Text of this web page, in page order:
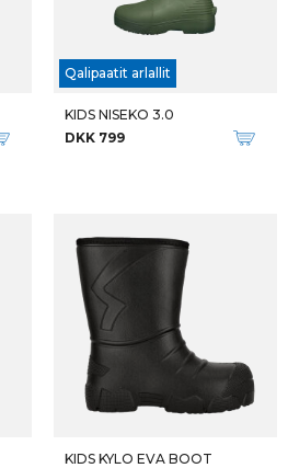
Qalipaatit arlallit
KIDS NISEKO 3.0
DKK 799
KIDS KYLO EVA BOOT